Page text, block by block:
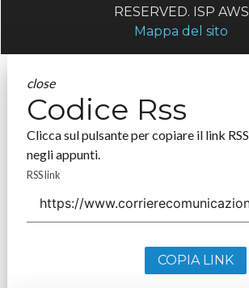
RESERVED. ISP AWS
Mappa del sito
close
Codice Rss
Clicca sul pulsante per copiare il link RSS
negli appunti.
RSS link
COPIA LINK